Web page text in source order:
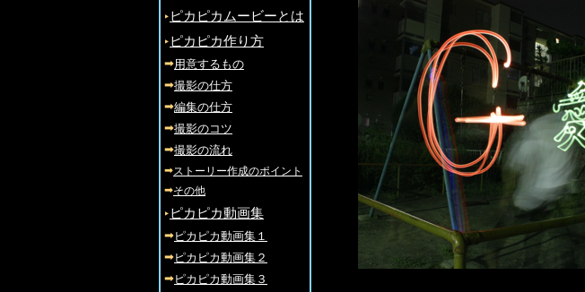
‣ピカピカムービーとは
‣ピカピカ作り方
➡用意するもの
➡撮影の仕方
➡編集の仕方
➡撮影のコツ
➡撮影の流れ
➡ストーリー作成のポイント
➡その他
‣ピカピカ動画集
➡ピカピカ動画集１
➡ピカピカ動画集２
➡ピカピカ動画集３